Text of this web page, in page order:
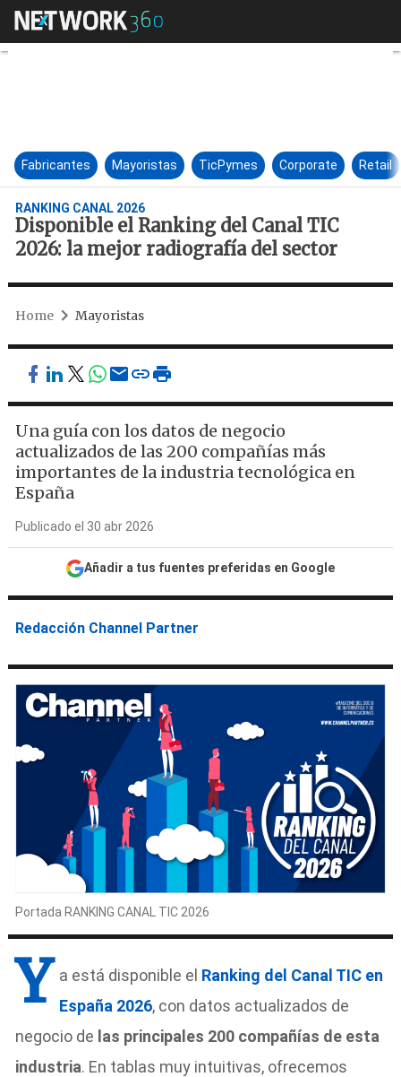
Disponible el Ranking del
Fabricantes Mayoristas TicPymes Corporate Retail
RANKING CANAL 2026
Disponible el Ranking del Canal TIC
2026: la mejor radiografía del sector
Home Mayoristas
Una guía con los datos de negocio
actualizados de las 200 compañías más
importantes de la industria tecnológica en
España
Publicado el 30 abr 2026
Añadir a tus fuentes preferidas en Google
Redacción Channel Partner
Portada RANKING CANAL TIC 2026
Y a está disponible el Ranking del Canal TIC en
España 2026, con datos actualizados de
negocio de las principales 200 compañías de esta
industria. En tablas muy intuitivas, ofrecemos